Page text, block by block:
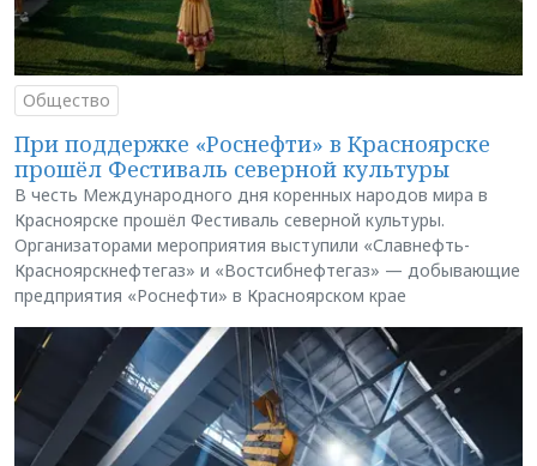
Общество
При поддержке «Роснефти» в Красноярске
прошёл Фестиваль северной культуры
В честь Международного дня коренных народов мира в
Красноярске прошёл Фестиваль северной культуры.
Организаторами мероприятия выступили «Славнефть-
Красноярскнефтегаз» и «Востсибнефтегаз» — добывающие
предприятия «Роснефти» в Красноярском крае